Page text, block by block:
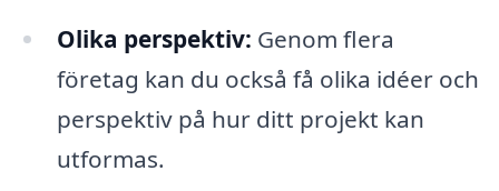
Olika perspektiv: Genom flera
företag kan du också få olika idéer och
perspektiv på hur ditt projekt kan
utformas.